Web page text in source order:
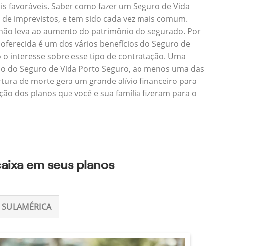
favoráveis. Saber como fazer um Seguro de Vida
imprevistos, e tem sido cada vez mais comum.
leva ao aumento do patrimônio do segurado. Por
é um dos vários benefícios do Seguro de
interesse sobre esse tipo de contratação. Uma
Seguro de Vida Porto Seguro, ao menos uma das
de morte gera um grande alívio financeiro para
dos planos que você e sua família fizeram para o
em seus planos